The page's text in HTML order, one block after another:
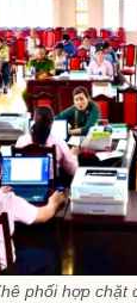
phối hợp chặt